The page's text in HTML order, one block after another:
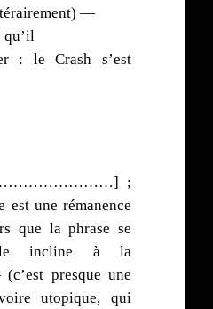
—
qu’il
: le Crash s’est
;
est une rémanence
que la phrase se
incline à la
presque une
utopique, qui